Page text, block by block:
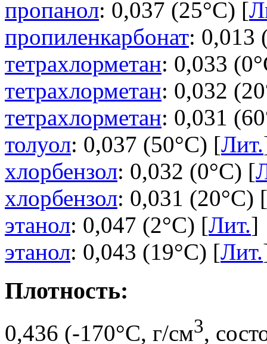
пропанол: 0,037 (25°C) [
пропиленкарбонат: 0,013
тетрахлорметан: 0,033
тетрахлорметан: 0,032
тетрахлорметан: 0,031
толуол: 0,037 (50°C) [Лит.
хлорбензол: 0,032 (0°C) [
хлорбензол: 0,031 (20°C) [
этанол: 0,047 (2°C) [Лит.]
этанол: 0,043 (19°C) [Лит.
Плотность:
0,436 (-170°C, г/см3,